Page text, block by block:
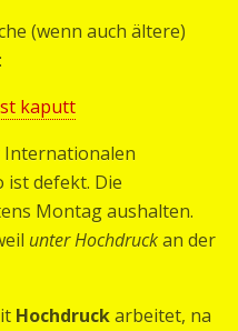
(wenn auch ältere)
kaputt
Internationalen
ist defekt. Die
Montag aushalten.
unter Hochdruckan der
Hochdruckarbeitet, na